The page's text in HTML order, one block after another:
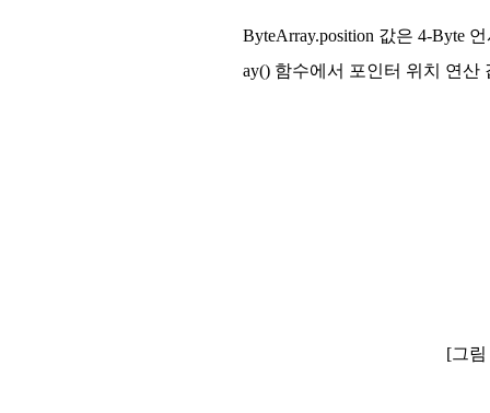
ByteArray.position 값은 4-Byte
ay() 함수에서 포인터 위치 연
[그림